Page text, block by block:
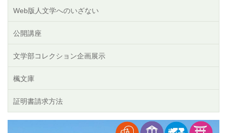
Web版人文学へのいざない
公開講座
文学部コレクション企画展示
楓文庫
証明書請求方法